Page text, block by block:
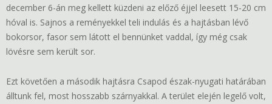
december 6-án meg kellett küzdeni az előző éjjel leesett 15-20 cm
hóval is. Sajnos a reményekkel teli indulás és a hajtásban lévő
bokorsor, fasor sem látott el bennünket vaddal, így még csak
lövésre sem került sor.
Ezt követően a második hajtásra Csapod észak-nyugati határában
álltunk fel, most hosszabb szárnyakkal. A terület elején legelő volt,